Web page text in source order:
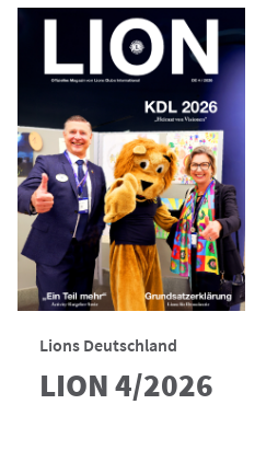
Lions Deutschland
LION 4/2026